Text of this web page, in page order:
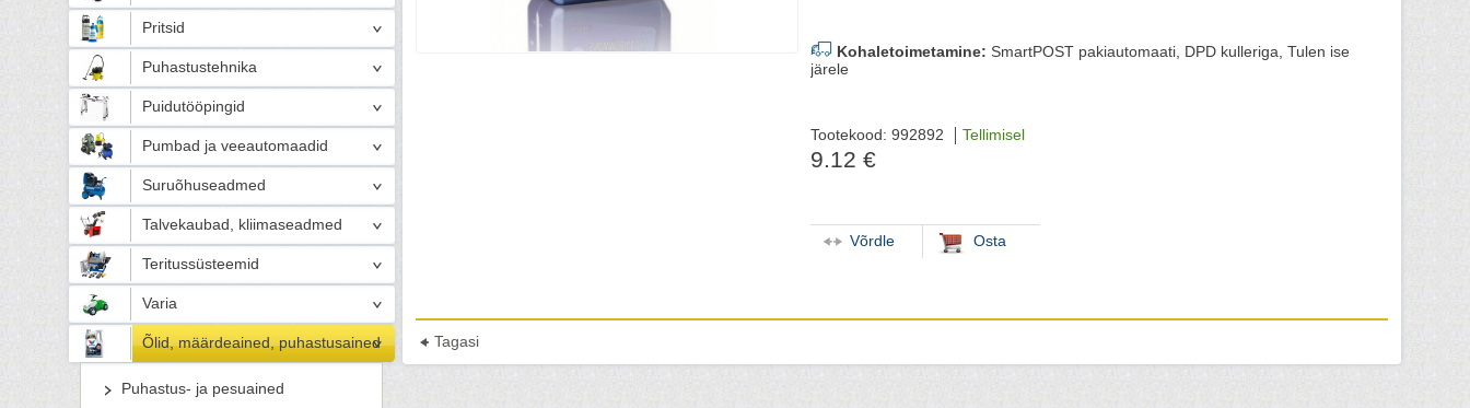
Pritsid
Puhastustehnika
Puidutööpingid
Pumbad ja veeautomaadid
Suruõhuseadmed
Talvekaubad, kliimaseadmed
Teritussüsteemid
Varia
Õlid, määrdeained, puhastusained
Puhastus- ja pesuained
Kohaletoimetamine: SmartPOST pakiautomaati, DPD kulleriga, Tulen ise
järele
Tootekood: 992892 Tellimisel
9.12 €
Võrdle Osta
Tagasi